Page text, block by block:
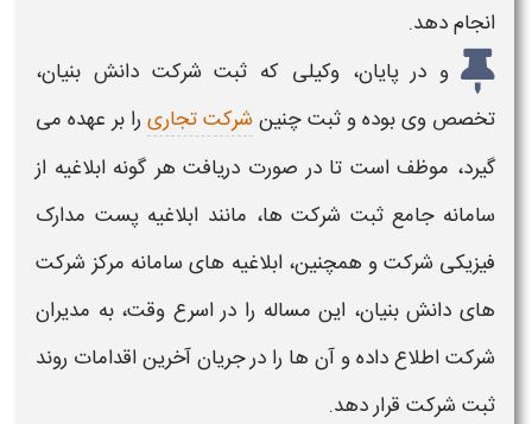
انجام دهد.
و در پایان، وکیلی که ثبت شرکت دانش بنیان،
تخصص وی بوده و ثبت چنین شرکت تجاری را بر عهده می
گیرد، موظف است تا در صورت دریافت هر گونه ابلاغیه از
سامانه جامعثبت شرکت ها، مانند ابلاغیه پست مدارک
فیزیکی شرکت و همچنین، ابلاغیه های سامانه مرکزشرکت
های دانش بنیان، این مساله را در اسرع وقت، به مدیران
شرکت اطلاع داده و آن ها را در جریان آخرین اقدامات روند
ثبت شرکت قرار دهد.